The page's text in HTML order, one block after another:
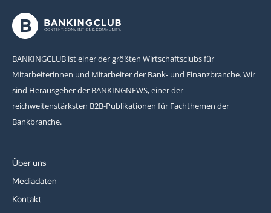
BANKINGCLUB ist einer der größten Wirtschaftsclubs für
Mitarbeiterinnen und Mitarbeiter der Bank- und Finanzbranche. Wir
sind Herausgeber der BANKINGNEWS, einer der
reichweitenstärksten B2B-Publikationen für Fachthemen der
Bankbranche.
Über uns
Mediadaten
Kontakt